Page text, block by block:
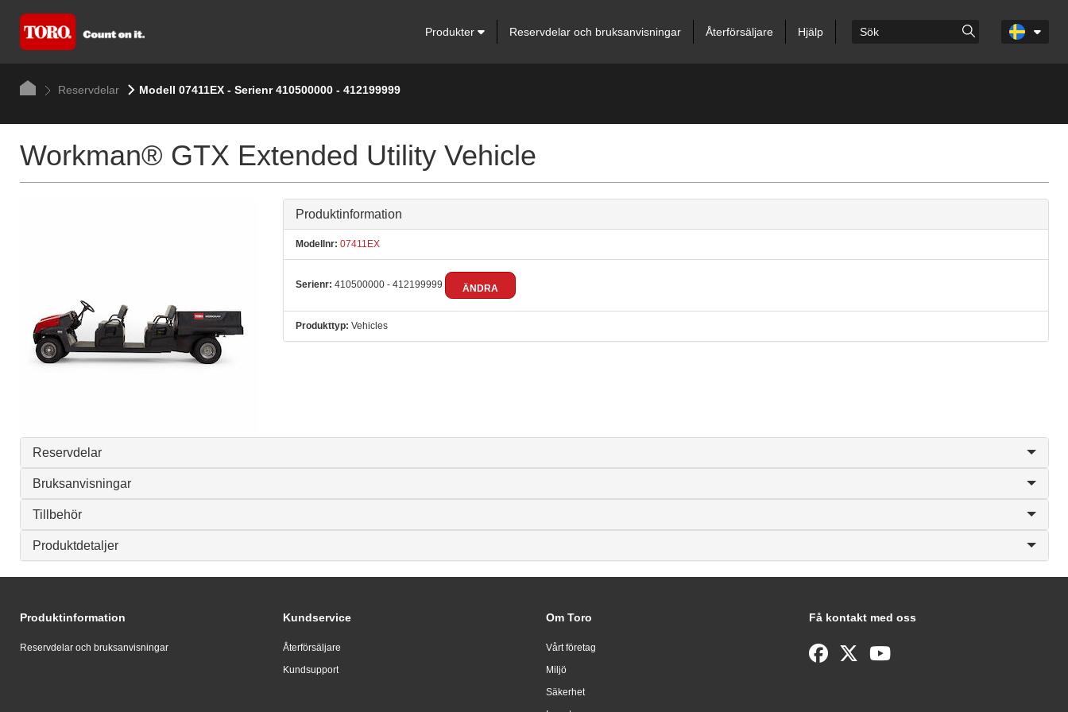
Produkter Reservdelar och bruksanvisningar Återförsäljare Hjälp
Reservdelar Modell 07411EX - Serienr 410500000 - 412199999
Workman® GTX Extended Utility Vehicle
Produktinformation
Modellnr: 07411EX
Serienr: 410500000 - 412199999 ÄNDRA
Produkttyp: Vehicles
Reservdelar
Bruksanvisningar
Tillbehör
Produktdetaljer
Produktinformation
Reservdelar och bruksanvisningar
Kundservice
Återförsäljare
Kundsupport
Om Toro
Vårt företag
Miljö
Säkerhet
Få kontakt med oss